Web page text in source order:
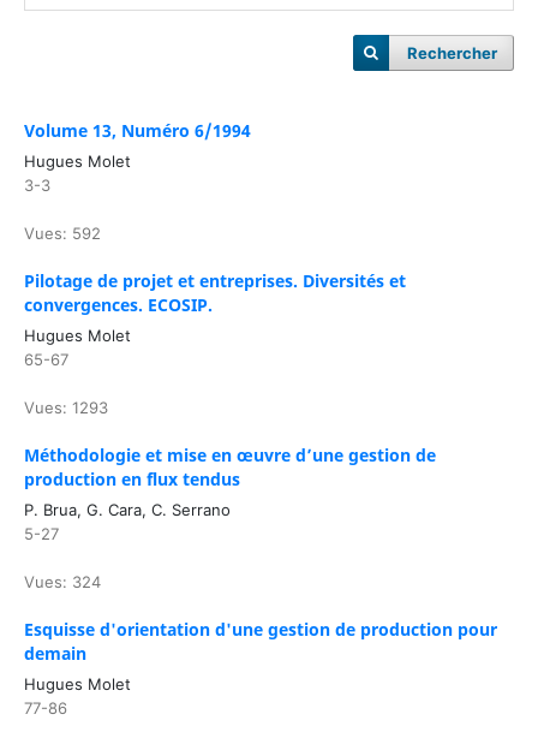
Rechercher
Volume 13, Numéro 6/1994
Hugues Molet
3-3
Vues: 592
Pilotage de projet et entreprises. Diversités et
convergences. ECOSIP.
Hugues Molet
65-67
Vues: 1293
Méthodologie et mise en œuvre d’une gestion de
production en flux tendus
P. Brua, G. Cara, C. Serrano
5-27
Vues: 324
Esquisse d'orientation d'une gestion de production pour
demain
Hugues Molet
77-86